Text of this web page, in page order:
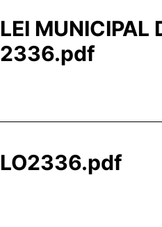
LEI MUNICIPAL
2336.pdf
LO2336.pdf